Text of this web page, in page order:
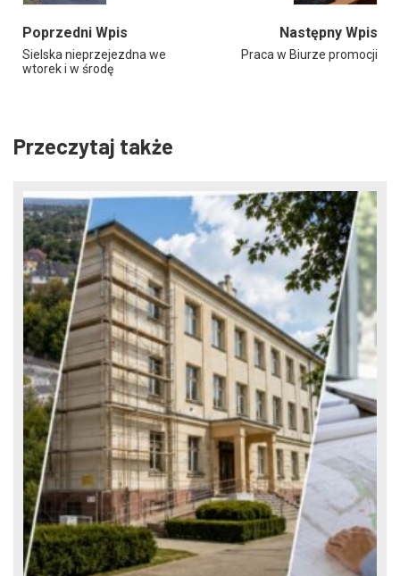
Poprzedni Wpis
Sielska nieprzejezdna we
wtorek i w środę
Następny Wpis
Praca w Biurze promocji
Przeczytaj także